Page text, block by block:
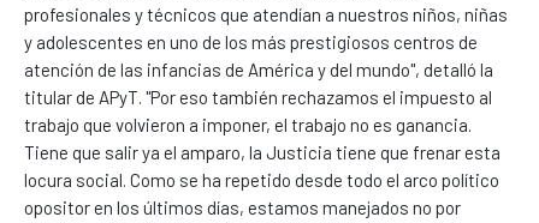
profesionales y técnicos que atendían a nuestros niños, niñas
y adolescentes en uno de los más prestigiosos centros de
atención de las infancias de América y del mundo", detalló la
titular de APyT. "Por eso también rechazamos el impuesto al
trabajo que volvieron a imponer, el trabajo no es ganancia.
Tiene que salir ya el amparo, la Justicia tiene que frenar esta
locura social. Como se ha repetido desde todo el arco político
opositor en los últimos días, estamos manejados no por